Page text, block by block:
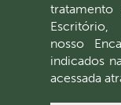
nosso
indicados
acessada